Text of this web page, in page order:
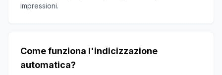
impressioni.
Come funziona l'indicizzazione
automatica?